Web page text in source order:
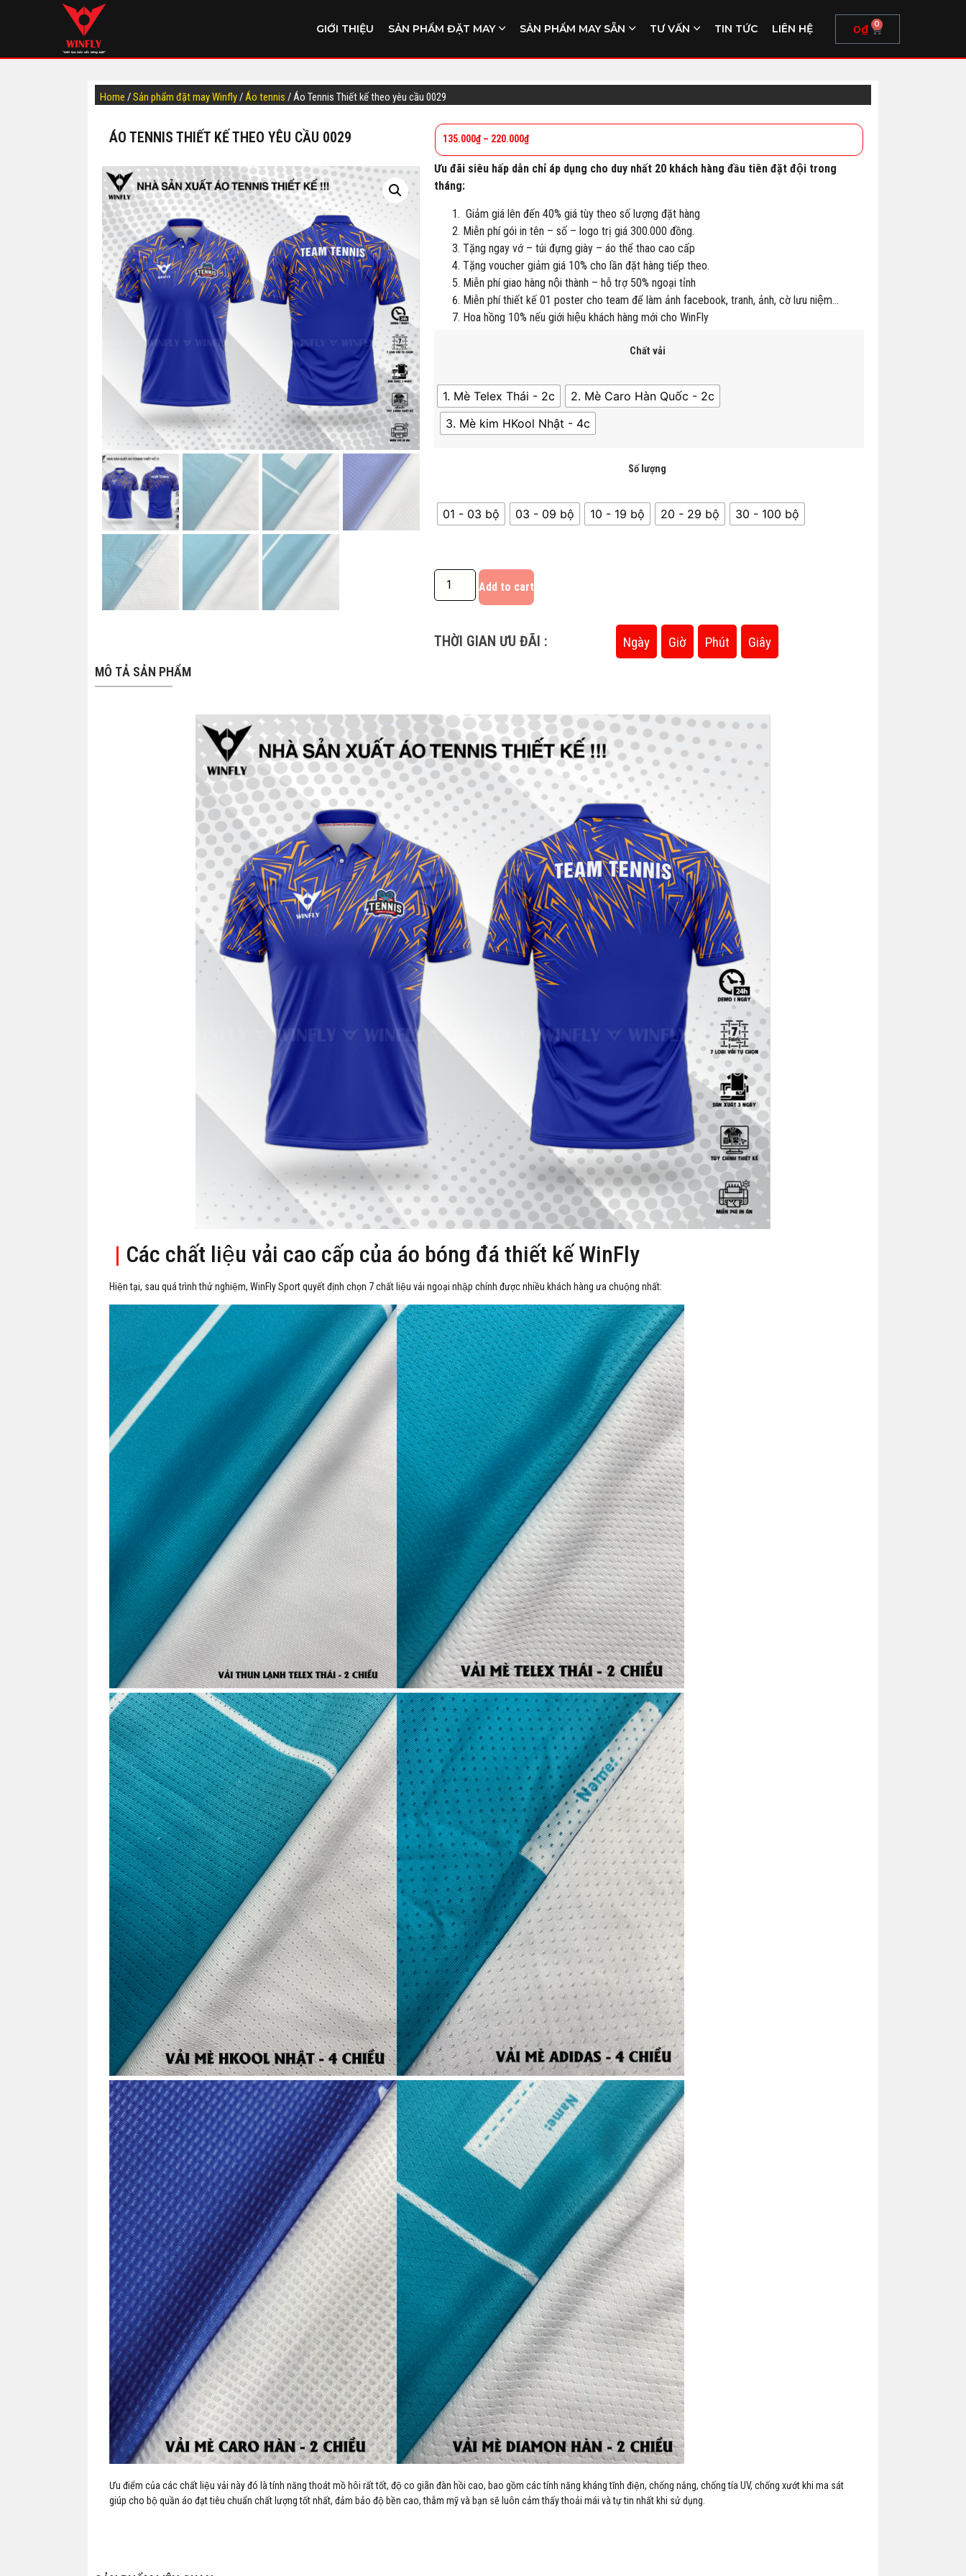
GIỚI THIỆU SẢN PHẨM ĐẶT MAY SẢN PHẨM MAY SẴN TƯ VẤN TIN TỨC LIÊN HỆ 0₫ 0
Home /Sản phẩm đặt may Winfly/Áo tennis / Áo Tennis Thiết kế theo yêu cầu 0029
ÁO TENNIS THIẾT KẾ THEO YÊU CẦU 0029 135.000₫– 220.000₫
Ưu đãi siêu hấp dẫn chỉ áp dụng cho duy nhất 20 khách hàng đầu tiên đặt đội trong
tháng:
Giảm giá lên đến 40% giá tùy theo số lượng đặt hàng
Miễn phí gói in tên – số – logo trị giá 300.000 đồng.
Tặng ngay vớ – túi đựng giày – áo thể thao cao cấp
Tặng voucher giảm giá 10% cho lần đặt hàng tiếp theo.
Miễn phí giao hàng nội thành – hỗ trợ 50% ngoại tỉnh
Miễn phí thiết kế 01 poster cho team để làm ảnh facebook, tranh, ảnh, cờ lưu niệm…
Hoa hồng 10% nếu giới hiệu khách hàng mới cho WinFly
Chất vải
1. Mè Telex Thái - 2c
2. Mè Caro Hàn Quốc - 2c
3. Mè kim HKool Nhật - 4c
Số lượng
01 - 03 bộ 03 - 09 bộ 10 - 19 bộ 20 - 29 bộ 30 - 100 bộ
Add to cart
THỜI GIAN ƯU ĐÃI : Ngày Giờ Phút Giây
MÔ TẢ SẢN PHẨM
| Các chất liệu vải cao cấp của áo bóng đá thiết kế WinFly
Hiện tại, sau quá trình thử nghiệm, WinFly Sport quyết định chọn 7 chất liệu vải ngoại nhập chính được nhiều khách hàng ưa chuộng nhất:
Ưu điểm của các chất liệu vải này đó là tính năng thoát mồ hôi rất tốt, độ co giãn đàn hồi cao, bao gồm các tính năng kháng tĩnh điện, chống nắng, chống tía UV, chống xướt khi ma sát
giúp cho bộ quần áo đạt tiêu chuẩn chất lượng tốt nhất, đảm bảo độ bền cao, thẫm mỹ và bạn sẽ luôn cảm thấy thoải mái và tự tin nhất khi sử dụng.